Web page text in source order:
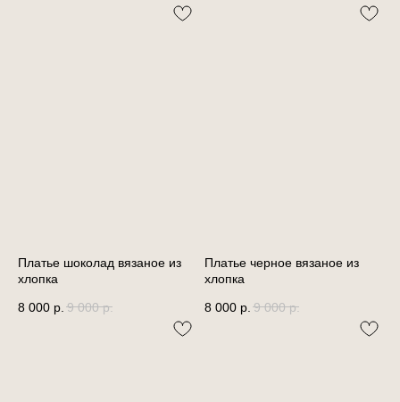
Платье шоколад вязаное из
хлопка
8 000 р. 9 000 р.
Платье черное вязаное из
хлопка
8 000 р. 9 000 р.